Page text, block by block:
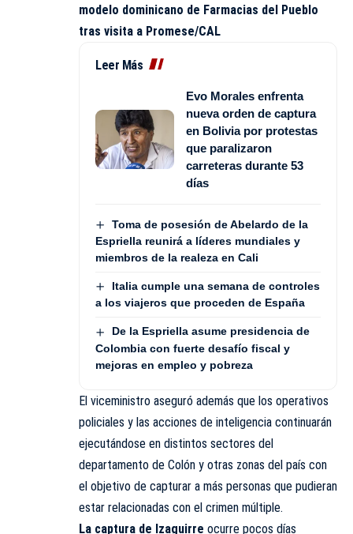
modelo dominicano de Farmacias del Pueblo
tras visita a Promese/CAL
Leer Más
Evo Morales enfrenta
nueva orden de captura
en Bolivia por protestas
que paralizaron
carreteras durante 53
días
Toma de posesión de Abelardo de la
Espriella reunirá a líderes mundiales y
miembros de la realeza en Cali
Italia cumple una semana de controles
a los viajeros que proceden de España
De la Espriella asume presidencia de
Colombia con fuerte desafío fiscal y
mejoras en empleo y pobreza
El viceministro aseguró además que los operativos
policiales y las acciones de inteligencia continuarán
ejecutándose en distintos sectores del
departamento de Colón y otras zonas del país con
el objetivo de capturar a más personas que pudieran
estar relacionadas con el crimen múltiple.
La captura de Izaguirre ocurre pocos días